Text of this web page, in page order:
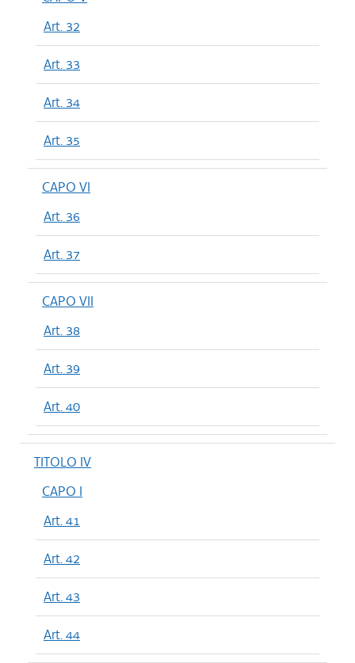
Art. 32
Art. 33
Art. 34
Art. 35
CAPO VI
Art. 36
Art. 37
CAPO VII
Art. 38
Art. 39
Art. 40
TITOLO IV
CAPO I
Art. 41
Art. 42
Art. 43
Art. 44